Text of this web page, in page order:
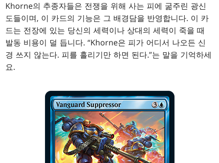
Khorne의 추종자들은 전쟁을 위해 사는 피에 굶주린 광신
도들이며, 이 카드의 기능은 그 배경담을 반영합니다. 이 카
드는 전장에 있는 당신의 세력이나 상대의 세력이 죽을 때
발동 비용이 덜 듭니다. “Khorne은 피가 어디서 나오든 신
경 쓰지 않는다. 피를 흘리기만 하면 된다.”는 말을 기억하세
요.